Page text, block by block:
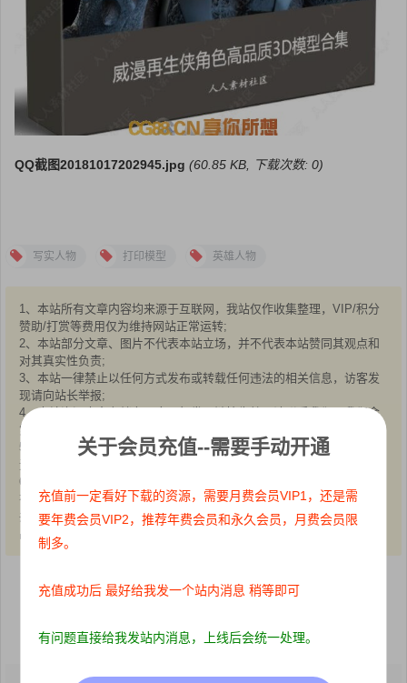
QQ截图20181017202945.jpg (60.85 KB, 下载次数: 0)
写实人物 打印模型 英雄人物
1、本站所有文章内容均来源于互联网，我站仅作收集整理，VIP/积分
赞助/打赏等费用仅为维持网站正常运转;
2、本站部分文章、图片不代表本站立场，并不代表本站赞同其观点和
对其真实性负责;
3、本站一律禁止以任何方式发布或转载任何违法的相关信息，访客发
现请向站长举报;
4、本站资源大多存储在云盘，如发现链接失效，请联系我们，我们会
第一时间更新:
5、本站分享的高质量高清写真图集，出镜模特均为成年女性正常写真
无R18内容，仅限用于摄影爱好者提供素材与鉴赏学习;
6、本站所有文章、图片、资源等均为收集自互联网，版权归原作者所
有。仅作为个人学习、研究以及欣赏!请在下载后24小时内删除。
共同维护和谐健康的互联网!如果您发现本站上有侵犯您的权益的作
品，请与我们取得联系，我们会及时删除或者修改。
点赞0 收藏 0
关于会员充值--需要手动开通
充值前一定看好下载的资源，需要月费会员VIP1，还是需
要年费会员VIP2，推荐年费会员和永久会员，月费会员限
制多。
充值成功后 最好给我发一个站内消息 稍等即可
有问题直接给我发站内消息，上线后会统一处理。